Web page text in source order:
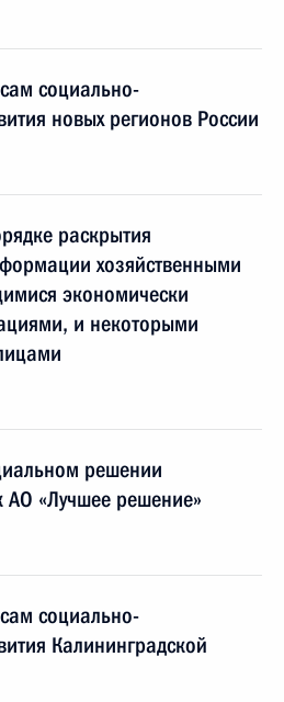
социально-
новых регионов России
раскрытия
хозяйственными
экономически
и некоторыми
решении
АО «Лучшее решение»
социально-
Калининградской